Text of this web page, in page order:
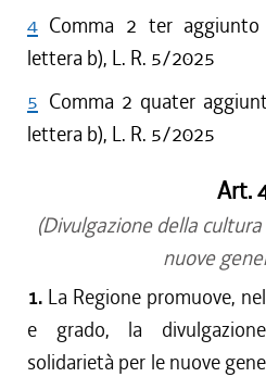
4 Comma 2 ter
lettera b), L. R. 5/2025
5 Comma 2 quater
lettera b), L. R. 5/2025
Art.
(Divulgazione della
nuove
1. La Regione promuove,
e grado, la
solidarietà per le nuove